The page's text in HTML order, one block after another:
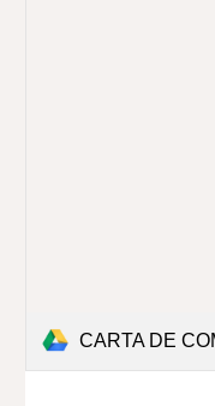
CARTA DE